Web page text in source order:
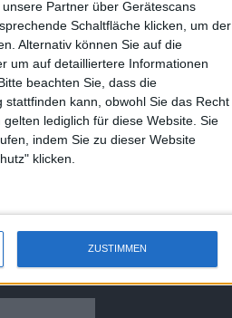
Partner über Gerätescans
Schaltfläche klicken, um der
Alternativ können Sie auf die
um auf detailliertere Informationen
beachten Sie, dass die
kann, obwohl Sie das Recht
lediglich für diese Website. Sie
indem Sie zu dieser Website
klicken.
ZUSTIMMEN
US-Dollar.
US-
Bezüge